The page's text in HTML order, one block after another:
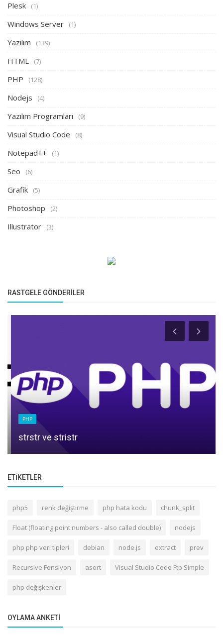
Plesk (1)
Windows Server (1)
Yazılım (139)
HTML (7)
PHP (128)
Nodejs (4)
Yazılım Programları (9)
Visual Studio Code (8)
Notepad++ (1)
Seo (6)
Grafik (5)
Photoshop (2)
Illustrator (3)
RASTGELE GÖNDERILER
PHP
strstr ve stristr
ETIKETLER
php5 renk değiştirme php hata kodu chunk_split
Float (floating point numbers - also called double) nodejs
php php veri tipleri debian node.js extract prev
Recursive Fonsiyon asort Visual Studio Code Ftp Simple
php değişkenler
OYLAMA ANKETI